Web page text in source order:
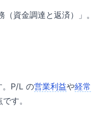
資金調達と返済）」。
。P/L の営業利益や経常
す。